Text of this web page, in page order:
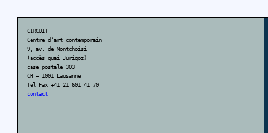
CIRCUIT
Centre d’art contemporain
9, av. de Montchoisi
(accès quai Jurigoz)
case postale 303
CH – 1001 Lausanne
Tel Fax +41 21 601 41 70
contact